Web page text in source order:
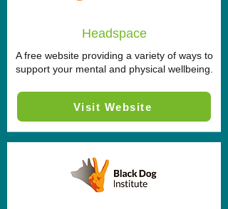
Headspace
A free website providing a variety of ways to
support your mental and physical wellbeing.
Visit Website